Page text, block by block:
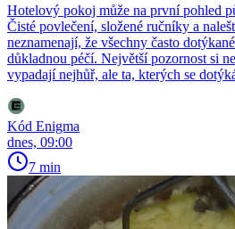
Hotelový pokoj může na první pohled
Čisté povlečení, složené ručníky a
neznamenají, že všechny často
důkladnou péčí. Největší pozornost si
vypadají nejhůř, ale ta, kterých se
Kód Enigma
dnes, 09:00
7 min